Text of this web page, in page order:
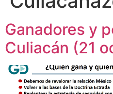
Ganadores y
Culiacán (21